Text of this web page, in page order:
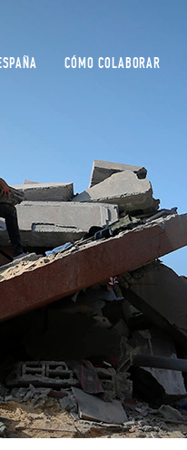
CÓMO COLABORAR